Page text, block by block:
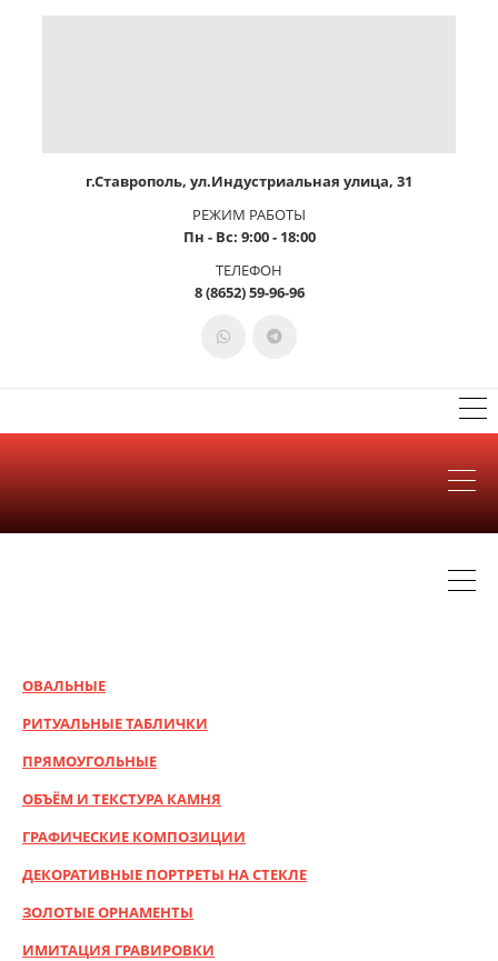
г.Ставрополь, ул.Индустриальная улица, 31
РЕЖИМ РАБОТЫ
Пн - Вс: 9:00 - 18:00
ТЕЛЕФОН
8 (8652) 59-96-96
ОВАЛЬНЫЕ
РИТУАЛЬНЫЕ ТАБЛИЧКИ
ПРЯМОУГОЛЬНЫЕ
ОБЪЁМ И ТЕКСТУРА КАМНЯ
ГРАФИЧЕСКИЕ КОМПОЗИЦИИ
ДЕКОРАТИВНЫЕ ПОРТРЕТЫ НА СТЕКЛЕ
ЗОЛОТЫЕ ОРНАМЕНТЫ
ИМИТАЦИЯ ГРАВИРОВКИ